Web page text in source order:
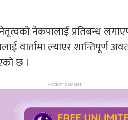
नेकपालाई प्रतिबन्ध
वार्तामा ल्याएर शान्तिपूर्ण
छ ।